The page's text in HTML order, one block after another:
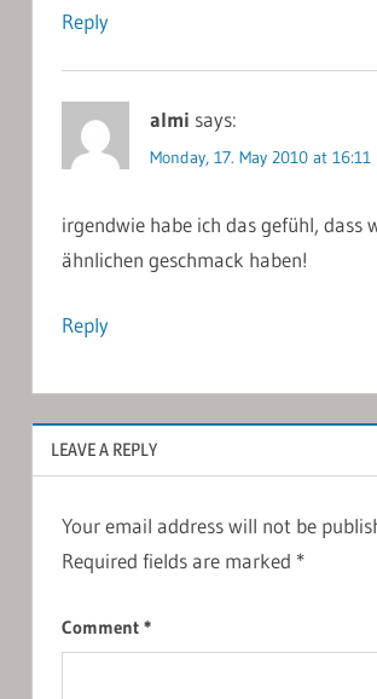
Reply
almi says:
Monday, 17. May 2010 at 16:11
irgendwie habe ich das gefühl, dass
ähnlichen geschmack haben!
Reply
LEAVE A REPLY
Your email address will not be
Required fields are marked *
Comment *